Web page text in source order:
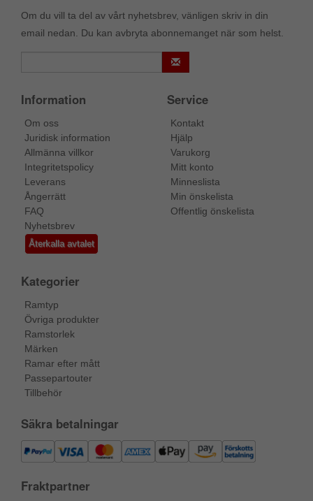
Om du vill ta del av vårt nyhetsbrev, vänligen skriv in din
email nedan. Du kan avbryta abonnemanget när som helst.
Information
Om oss
Juridisk information
Allmänna villkor
Integritetspolicy
Leverans
Ångerrätt
FAQ
Nyhetsbrev
Återkalla avtalet
Service
Kontakt
Hjälp
Varukorg
Mitt konto
Minneslista
Min önskelista
Offentlig önskelista
Kategorier
Ramtyp
Övriga produkter
Ramstorlek
Märken
Ramar efter mått
Passepartouter
Tillbehör
Säkra betalningar
Fraktpartner